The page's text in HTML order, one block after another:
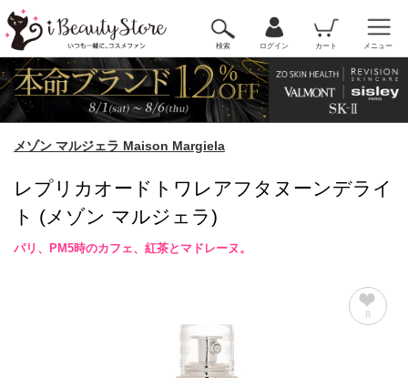
検索 ログイン カート メニュー
メゾン マルジェラ Maison Margiela
レプリカオードトワレアフタヌーンデライ
ト (メゾン マルジェラ)
パリ、PM5時のカフェ、紅茶とマドレーヌ。
8